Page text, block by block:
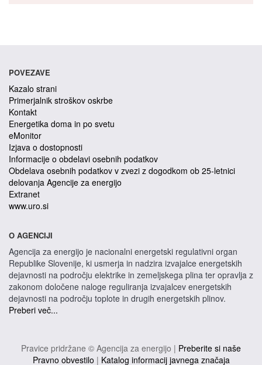
POVEZAVE
Kazalo strani
Primerjalnik stroškov oskrbe
Kontakt
Energetika doma in po svetu
eMonitor
Izjava o dostopnosti
Informacije o obdelavi osebnih podatkov
Obdelava osebnih podatkov v zvezi z dogodkom ob 25-letnici
delovanja Agencije za energijo
Extranet
www.uro.si
O AGENCIJI
Agencija za energijo je nacionalni energetski regulativni organ
Republike Slovenije, ki usmerja in nadzira izvajalce energetskih
dejavnosti na področju elektrike in zemeljskega plina ter opravlja z
zakonom določene naloge reguliranja izvajalcev energetskih
dejavnosti na področju toplote in drugih energetskih plinov.
Preberi več...
Pravice pridržane © Agencija za energijo | Preberite si naše
Pravno obvestilo | Katalog informacij javnega značaja